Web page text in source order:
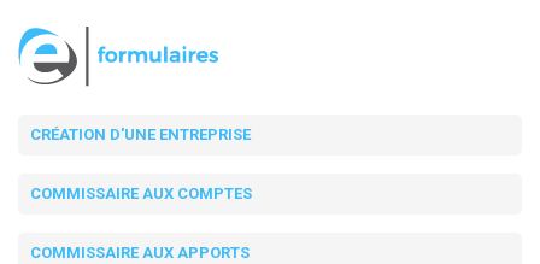
CRÉATION D'UNE ENTREPRISE
COMMISSAIRE AUX COMPTES
COMMISSAIRE AUX APPORTS